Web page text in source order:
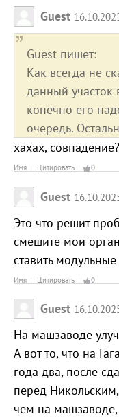
Guest
Guest пишет:
Как всегда не
данный участок
конечно его
очередь.
хахах,
Имя Цитировать 0
Guest
Это что решит
смешите мои
ставить
Имя Цитировать 0
Guest
На машзаводе
А вот то, что на
года два, после
перед
чем на машзаводе,